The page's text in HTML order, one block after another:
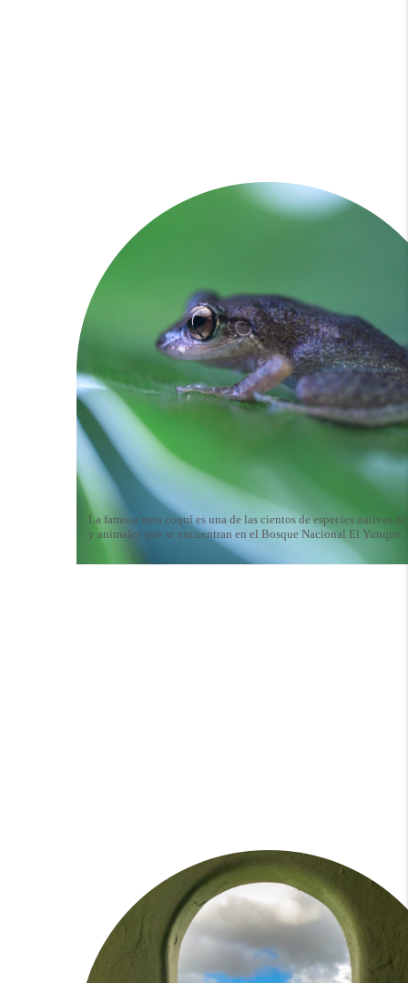
La famosa rana coquí es una de las cientos de especies nativas
y animales que se encuentran en el Bosque Nacional El Yunque.